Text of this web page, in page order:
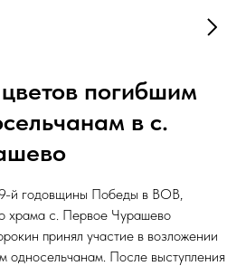
погибшим
в с.
й годовщины Победы в ВОВ,
храма с. Первое Чурашево
принял участие в возложении
односельчанам. После выступления